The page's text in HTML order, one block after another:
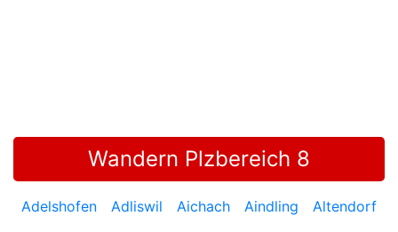
Wandern Plzbereich 8
Adelshofen Adliswil Aichach Aindling
Altendorf